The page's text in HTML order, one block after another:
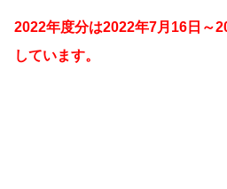
2022年度分は2022年7月16日～
しています。